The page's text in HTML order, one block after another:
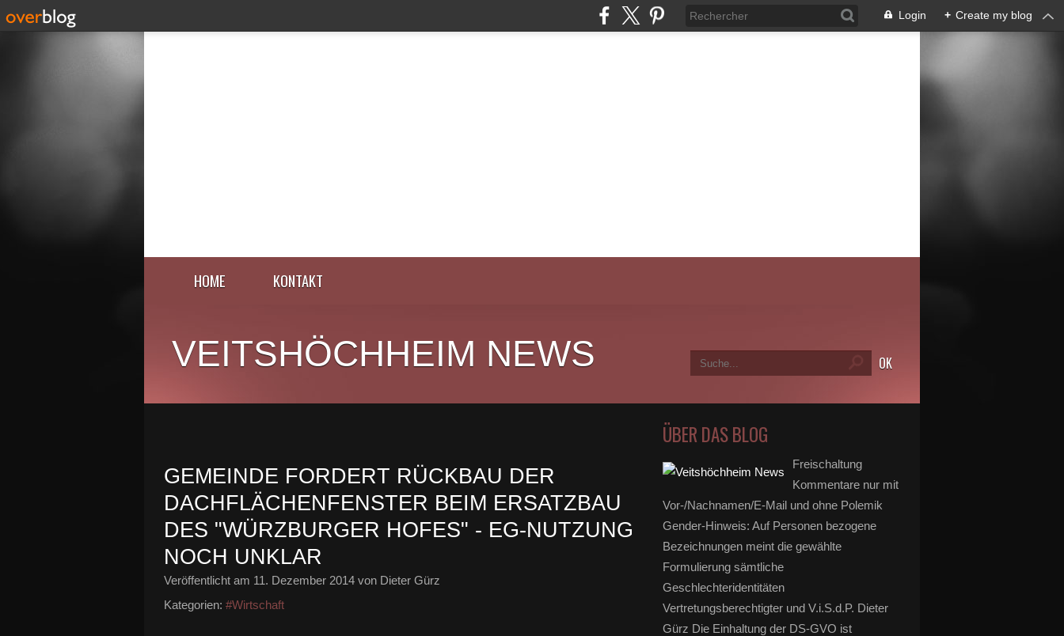
Login + Create my blog
HOME KONTAKT
VEITSHÖCHHEIM NEWS
GEMEINDE FORDERT RÜCKBAU DER
DACHFLÄCHENFENSTER BEIM ERSATZBAU
DES "WÜRZBURGER HOFES" - EG-NUTZUNG
NOCH UNKLAR
Veröffentlicht am 11. Dezember 2014 von Dieter Gürz
Kategorien: #Wirtschaft
ÜBER DAS BLOG
Freischaltung
Kommentare nur mit
Vor-/Nachnamen/E-Mail und ohne Polemik
Gender-Hinweis: Auf Personen bezogene
Bezeichnungen meint die gewählte
Formulierung sämtliche
Geschlechteridentitäten
Vertretungsberechtigter und V.i.S.d.P. Dieter
Gürz Die Einhaltung der DS-GVO ist